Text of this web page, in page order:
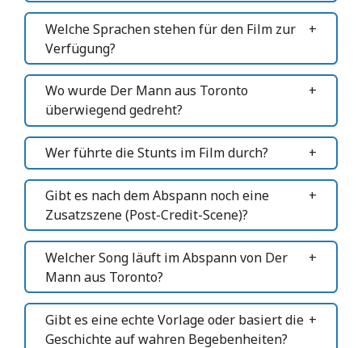
Welche Sprachen stehen für den Film zur
Verfügung?
Wo wurde Der Mann aus Toronto
überwiegend gedreht?
Wer führte die Stunts im Film durch?
Gibt es nach dem Abspann noch eine
Zusatzszene (Post-Credit-Scene)?
Welcher Song läuft im Abspann von Der
Mann aus Toronto?
Gibt es eine echte Vorlage oder basiert die
Geschichte auf wahren Begebenheiten?